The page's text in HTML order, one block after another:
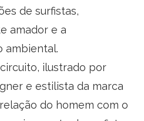
de surfistas,
amador e a
ambiental.
ilustrado por
e estilista da marca
do homem com o